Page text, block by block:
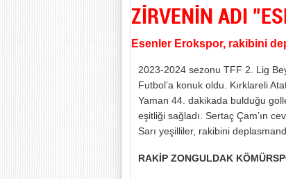
ZİRVENİN ADI
Esenler Erokspor, rakibini
2023-2024 sezonu TFF 2. Lig
Futbol’a konuk oldu. Kırklareli
Yaman 44. dakikada bulduğu
eşitliği sağladı. Sertaç Çam’ın
Sarı yeşilliler, rakibini
RAKİP ZONGULDAK